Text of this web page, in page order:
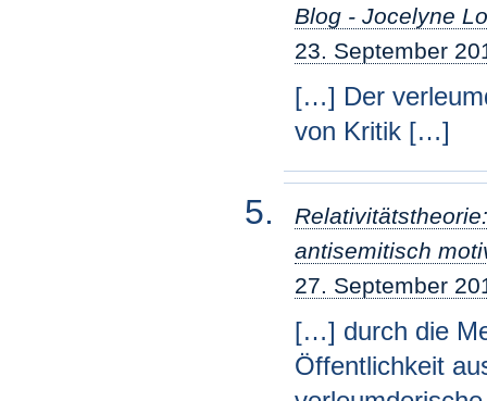
Blog - Jocelyne
23. September
[…] Der
von Kritik […]
antisemitisch
27. September
[…] durch die
Öffentlichkeit